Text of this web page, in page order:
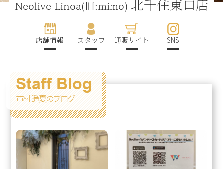
Neolive Linoa(旧:mimo) 北千住東口店
店舗情報 スタッフ 通販サイト SNS
Staff Blog
市村 遥夏のブログ